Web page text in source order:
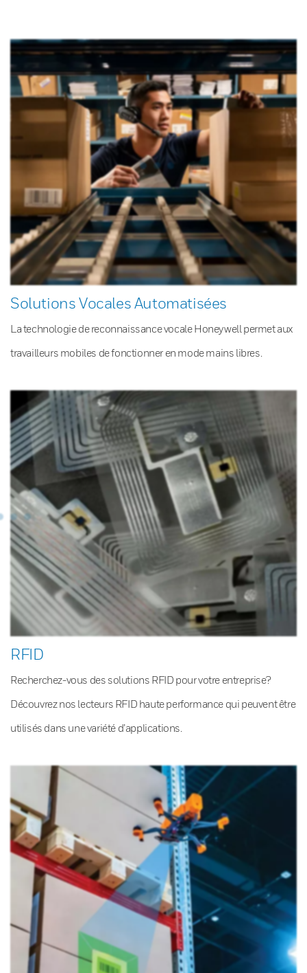
Solutions Vocales Automatisées
La technologie de reconnaissance vocale Honeywell permet aux
travailleurs mobiles de fonctionner en mode mains libres.
RFID
Recherchez-vous des solutions RFID pour votre entreprise?
Découvrez nos lecteurs RFID haute performance qui peuvent être
utilisés dans une variété d’applications.